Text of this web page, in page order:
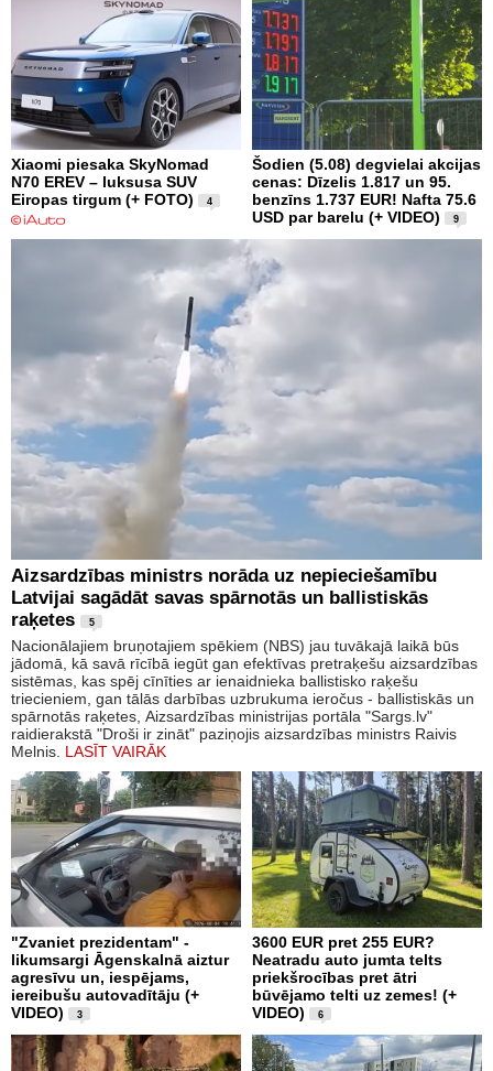
Xiaomi piesaka SkyNomad
N70 EREV – luksusa SUV
Eiropas tirgum (+ FOTO)
4
Šodien (5.08) degvielai akcijas
cenas: Dīzelis 1.817 un 95.
benzīns 1.737 EUR! Nafta 75.6
USD par barelu (+ VIDEO)
9
Aizsardzības ministrs norāda uz nepieciešamību
Latvijai sagādāt savas spārnotās un ballistiskās
raķetes
5
Nacionālajiem bruņotajiem spēkiem (NBS) jau tuvākajā laikā būs
jādomā, kā savā rīcībā iegūt gan efektīvas pretraķešu aizsardzības
sistēmas, kas spēj cīnīties ar ienaidnieka ballistisko raķešu
triecieniem, gan tālās darbības uzbrukuma ieročus - ballistiskās un
spārnotās raķetes, Aizsardzības ministrijas portāla "Sargs.lv"
raidierakstā "Droši ir zināt" paziņojis aizsardzības ministrs Raivis
Melnis. LASĪT VAIRĀK
"Zvaniet prezidentam" -
likumsargi Āgenskalnā aiztur
agresīvu un, iespējams,
iereibušu autovadītāju (+
VIDEO)
3
3600 EUR pret 255 EUR?
Neatradu auto jumta telts
priekšrocības pret ātri
būvējamo telti uz zemes! (+
VIDEO)
6